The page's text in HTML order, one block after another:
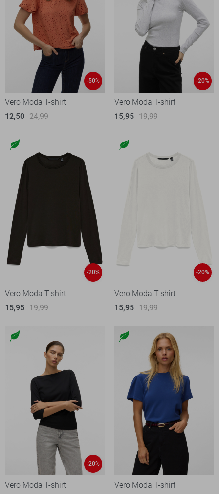
-50%
Vero Moda T-shirt
12,50 24,99
-20%
Vero Moda T-shirt
15,95 19,99
-20%
Vero Moda T-shirt
15,95 19,99
-20%
Vero Moda T-shirt
15,95 19,99
-20%
Vero Moda T-shirt
Vero Moda T-shirt